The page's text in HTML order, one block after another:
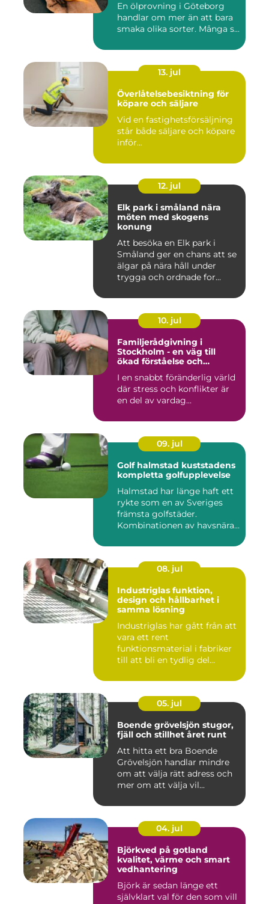
En ölprovning i Göteborg
handlar om mer än att bara
smaka olika sorter. Många s...
13. jul
Överlåtelsebesiktning för
köpare och säljare
Vid en fastighetsförsäljning
står både säljare och köpare
inför...
12. jul
Elk park i småland nära
möten med skogens
konung
Att besöka en Elk park i
Småland ger en chans att se
älgar på nära håll under
trygga och ordnade for...
10. jul
Familjerådgivning i
Stockholm - en väg till
ökad förståelse och
I en snabbt föränderlig värld
där stress och konflikter är
en del av vardag...
09. jul
Golf halmstad kuststadens
kompletta golfupplevelse
Halmstad har länge haft ett
rykte som en av Sveriges
främsta golfstäder.
Kombinationen av havsnära
08. jul
Industriglas funktion,
design och hållbarhet i
samma lösning
Industriglas har gått från att
vara ett rent
funktionsmaterial i fabriker
till att bli en tydlig del...
05. jul
Boende grövelsjön stugor,
fjäll och stillhet året runt
Att hitta ett bra Boende
Grövelsjön handlar mindre
om att välja rätt adress och
mer om att välja vil...
04. jul
Björkved på gotland
kvalitet, värme och smart
vedhantering
Björk är sedan länge ett
självklart val för den som vill